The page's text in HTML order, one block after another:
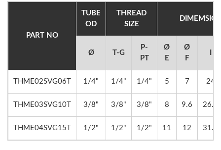
PART NO
TUBE
OD
THREAD
SIZE
Ø T-G
P-
PT
Ø
E
Ø
F
THME02SVG06T 1/4" 1/4" 1/4" 5 7 24
THME03SVG10T 3/8" 3/8" 3/8" 8 9.6 26.5
THME04SVG15T 1/2" 1/2" 1/2" 11 12 31.7